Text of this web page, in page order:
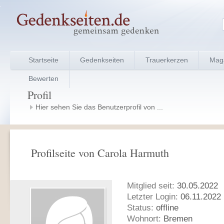
Startseite Gedenkseiten Trauerkerzen
Bewerten
Profil
Hier sehen Sie das Benutzerprofil von ...
Profilseite von Carola Harmuth
Mitglied seit: 30.05.2022
Letzter Login:
Status: offline
Wohnort: Bremen